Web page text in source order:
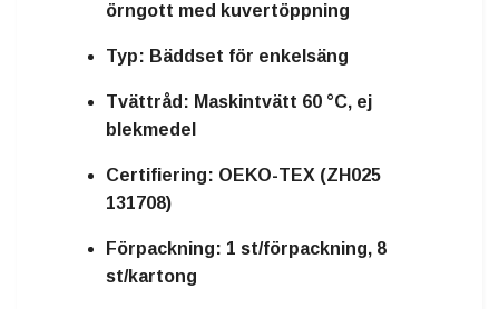
örngott med kuvertöppning
Typ: Bäddset för enkelsäng
Tvättråd: Maskintvätt 60 °C, ej
blekmedel
Certifiering: OEKO-TEX (ZH025
131708)
Förpackning: 1 st/förpackning, 8
st/kartong